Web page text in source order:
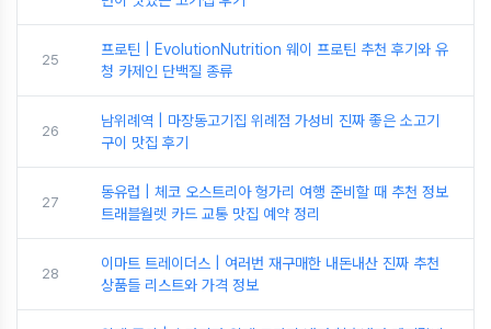
25
프로틴 | EvolutionNutrition 웨이 프로틴 추천 후기와 유
청 카제인 단백질 종류
26
남위례역 | 마장동고기집 위례점 가성비 진짜 좋은 소고기
구이 맛집 후기
27
동유럽 | 체코 오스트리아 헝가리 여행 준비할 때 추천 정보
트래블월렛 카드 교통 맛집 예약 정리
28
이마트 트레이더스 | 여러번 재구매한 내돈내산 진짜 추천
상품들 리스트와 가격 정보